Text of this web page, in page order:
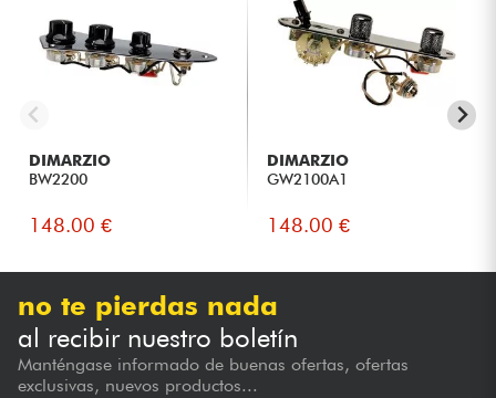
DIMARZIO
BW2200
148.00 €
DIMARZIO
GW2100A1
148.00 €
no te pierdas nada
al recibir nuestro boletín
Manténgase informado de buenas ofertas, ofertas
exclusivas, nuevos productos...